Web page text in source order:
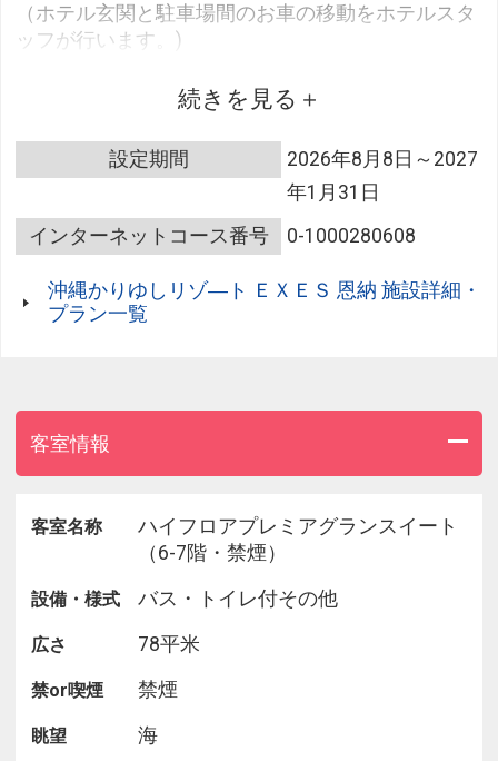
（ホテル玄関と駐車場間のお車の移動をホテルスタ
ッフが行います。)
のナイトウェアをご用意
掛けも可能です。）
・フィットネスジムご利用無料 ⇒ 5：00～22：
00（最終受付 21：00）
・インドアプールご利用無料 ⇒ 8：00～22：00
・ガーデンプールご利用無料 ⇒ 4～10月 9：00～
・エステサロン「CREER DU SPA」 ⇒ 10：00～21：
00（最終受付20：00) ※年中無休
・アクアスペース（有料） ⇒15：00～23：00（最
・コインランドリー （有料） ⇒ 24時間営業（3
※全室禁煙ルームでございます。
※レストラン「天」のディナータイムをご利用の場
公式ホームページより、「Dinner」→「詳細を見
続きを見る
設定期間
2026年8月8日～2027
年1月31日
インターネットコース番号
0-1000280608
沖縄かりゆしリゾ―ト ＥＸＥＳ 恩納 施設詳細・
プラン一覧
客室情報
客室名称
ハイフロアプレミアグランスイート
（6-7階・禁煙）
設備・様式 バス・トイレ付その他
広さ 78平米
禁or喫煙 禁煙
眺望 海